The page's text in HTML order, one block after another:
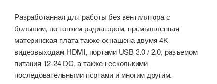
Разработанная для работы без вентилятора с
большим, но тонким радиатором, промышленная
материнская плата также оснащена двумя 4K
видеовыходам HDMI, портами USB 3.0 / 2.0, разъемом
питания 12-24 DC, а также несколькими
последовательными портами и многим другим.